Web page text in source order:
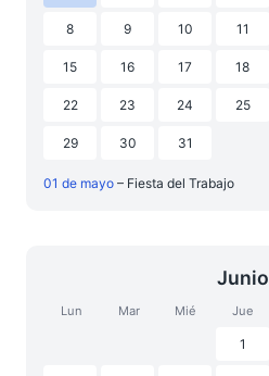
8 9 10 11
15 16 17 18
22 23 24 25
29 30 31
01 de mayo – Fiesta del Trabajo
Junio
Lun Mar Mié Jue
1